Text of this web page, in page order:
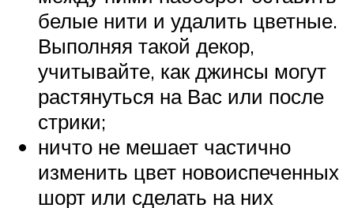
белые нити и удалить цветные.
Выполняя такой декор,
учитывайте, как джинсы могут
растянуться на Вас или после
стрики;
ничто не мешает частично
изменить цвет новоиспеченных
шорт или сделать на них